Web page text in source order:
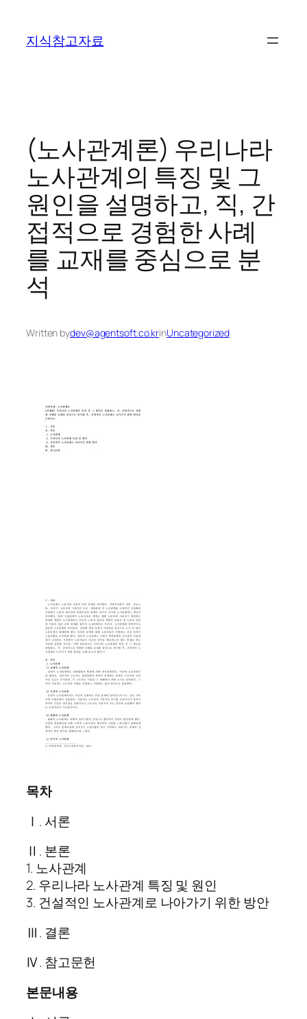
지식참고자료
(노사관계론) 우리나라
노사관계의 특징 및 그
원인을 설명하고, 직, 간
접적으로 경험한 사례
를 교재를 중심으로 분
석
Written bydev@agentsoft.co.krinUncategorized
목차
Ⅰ. 서론
Ⅱ. 본론
1. 노사관계
2. 우리나라 노사관계 특징 및 원인
3. 건설적인 노사관계로 나아가기 위한 방안
Ⅲ. 결론
Ⅳ. 참고문헌
본문내용